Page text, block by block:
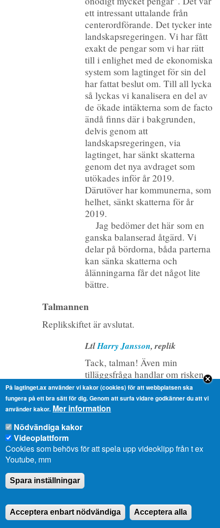
ett intressant uttalande från
centerordförande. Det tycker inte
landskapsregeringen. Vi har fått
exakt de pengar som vi har rätt
till i enlighet med de ekonomiska
system som lagtinget för sin del
har fattat beslut om. Till all lycka
så lyckas vi kanalisera en del av
de ökade intäkterna som de facto
ändå finns där i bakgrunden,
delvis genom att
landskapsregeringen, via
lagtinget, har sänkt skatterna
genom det nya avdraget som
utökades inför år 2019.
Därutöver har kommunerna, som
helhet, sänkt skatterna för år
2019.
Jag bedömer det här som en
ganska balanserad åtgärd. Vi
delar på bördorna, båda parterna
kan sänka skatterna och
ålänningarna får det något lite
bättre.
Talmannen
Replikskiftet är avslutat.
LtlHarry Jansson, replik
Tack, talman! Även min
tilläggsfråga handlar om risken
för statsstöd. Jag är lite
fundersam varför
landskapsregeringen och
helt öppet om ÅDA som
mottagare av stödet, istället för
möjligheter att hantera lagtingets
beslut, antingen via budget eller
På lagtinget.ax använder vi kakor (cookies) för att webbplatsen ska
fungera på ett bra sätt för dig. Genom att surfa vidare godkänner du att vi
använder kakor. Mer information
Nödvändiga kakor
Videoplattform
Cookies som behövs för att spela upp videoklipp från t ex
Youtube, mm
Spara inställningar
Acceptera enbart nödvändiga Acceptera alla